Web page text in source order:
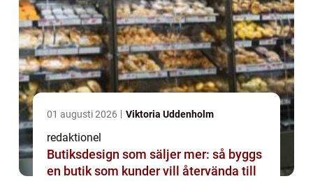
01 augusti 2026 Viktoria Uddenholm
redaktionel
Butiksdesign som säljer mer: så byggs
en butik som kunder vill återvända till